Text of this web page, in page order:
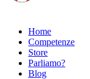
Home
Competenze
Store
Parliamo?
Blog